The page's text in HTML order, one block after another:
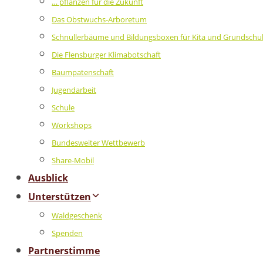
Das Obstwuchs-Arboretum
Schnullerbäume und Bildungsboxen für Kita und
Die Flensburger Klimabotschaft
Baumpatenschaft
Jugendarbeit
Schule
Workshops
Bundesweiter Wettbewerb
Share-Mobil
Ausblick
Unterstützen
Waldgeschenk
Spenden
Partnerstimme